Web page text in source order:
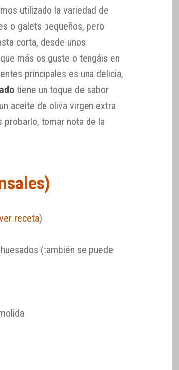
utilizado la variedad de
o galets pequeños, pero
corta, desde unos
más os guste o tengáis en
principales es una delicia,
tiene un toque de sabor
aceite de oliva virgen extra
probarlo, tomar nota de la
ver receta)
(también se puede